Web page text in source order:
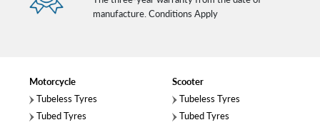
manufacture. Conditions Apply
Motorcycle
Tubeless Tyres
Tubed Tyres
Scooter
Tubeless Tyres
Tubed Tyres